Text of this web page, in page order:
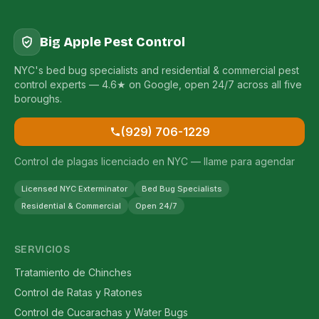
Big Apple Pest Control
NYC's bed bug specialists and residential & commercial pest
control experts — 4.6★ on Google, open 24/7 across all five
boroughs.
(929) 706-1229
Control de plagas licenciado en NYC — llame para agendar
Licensed NYC Exterminator
Bed Bug Specialists
Residential & Commercial
Open 24/7
SERVICIOS
Tratamiento de Chinches
Control de Ratas y Ratones
Control de Cucarachas y Water Bugs